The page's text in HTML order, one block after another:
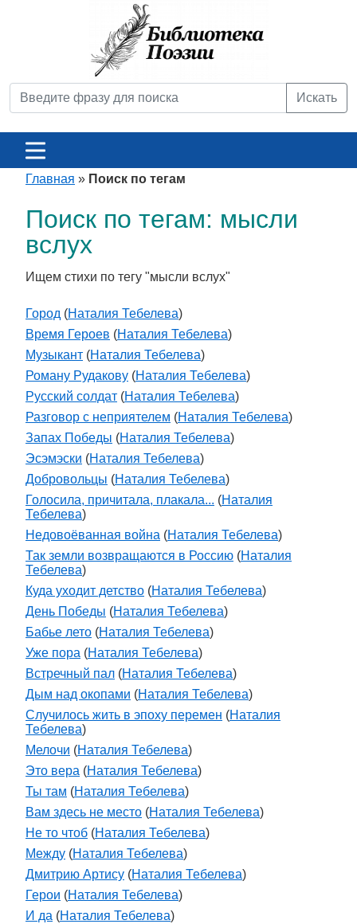
Искать
Главная » Поиск по тегам
Поиск по тегам: мысли
вслух
Ищем стихи по тегу "мысли вслух"
Город (Наталия Тебелева)
Время Героев (Наталия Тебелева)
Музыкант (Наталия Тебелева)
Роману Рудакову (Наталия Тебелева)
Русский солдат (Наталия Тебелева)
Разговор с неприятелем (Наталия Тебелева)
Запах Победы (Наталия Тебелева)
Эсэмэски (Наталия Тебелева)
Добровольцы (Наталия Тебелева)
Голосила, причитала, плакала... (Наталия
Тебелева)
Недовоёванная война (Наталия Тебелева)
Так земли возвращаются в Россию (Наталия
Тебелева)
Куда уходит детство (Наталия Тебелева)
День Победы (Наталия Тебелева)
Бабье лето (Наталия Тебелева)
Уже пора (Наталия Тебелева)
Встречный пал (Наталия Тебелева)
Дым над окопами (Наталия Тебелева)
Случилось жить в эпоху перемен (Наталия
Тебелева)
Мелочи (Наталия Тебелева)
Это вера (Наталия Тебелева)
Ты там (Наталия Тебелева)
Вам здесь не место (Наталия Тебелева)
Не то чтоб (Наталия Тебелева)
Между (Наталия Тебелева)
Дмитрию Артису (Наталия Тебелева)
Герои (Наталия Тебелева)
И да (Наталия Тебелева)